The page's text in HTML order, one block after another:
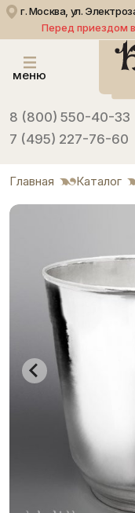
г. Москва, ул.
Перед приездом
меню
8 (800) 550-40-33
7 (495) 227-76-60
Главная Каталог